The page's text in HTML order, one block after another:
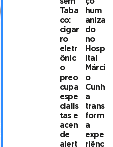
sinais silenciosos do
Taba
co:
cigar
ro
eletr
ônic
o
preo
cupa
espe
cialis
tas e
acen
de
alert
hum
aniza
do
no
Hosp
ital
Márci
o
Cunh
a
trans
form
a
expe
riênc